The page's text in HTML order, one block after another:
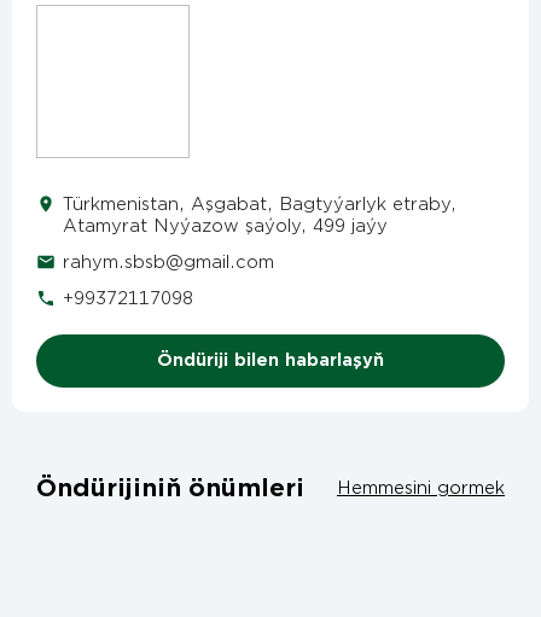
Türkmenistan, Aşgabat, Bagtyýarlyk etraby,
Atamyrat Nyýazow şaýoly, 499 jaýy
rahym.sbsb@gmail.com
+99372117098
Öndüriji bilen habarlaşyň
Öndürijiniň önümleri Hemmesini gormek